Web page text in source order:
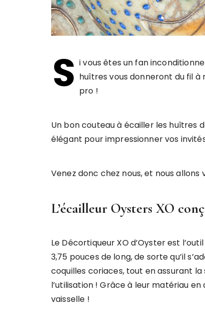
S i vous êtes un fan
huîtres vous donneront du fil à
pro !
Un bon couteau à écailler les huîtres
élégant pour impressionner vos
Venez donc chez nous, et nous
L’écailleur Oysters XO
Le Décortiqueur XO d’Oyster est
3,75 pouces de long, de sorte qu’il
coquilles coriaces, tout en assurant
l’utilisation ! Grâce à leur matériau
vaisselle !